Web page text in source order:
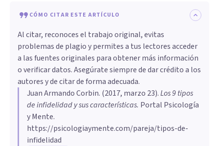
CÓMO CITAR ESTE ARTÍCULO
Al citar, reconoces el trabajo original, evitas
problemas de plagio y permites a tus lectores acceder
a las fuentes originales para obtener más información
o verificar datos. Asegúrate siempre de dar crédito a los
autores y de citar de forma adecuada.
Juan Armando Corbin. (2017, marzo 23).Los 9 tipos
de infidelidad y sus características. Portal Psicología
y Mente.
https://psicologiaymente.com/pareja/tipos-de-
infidelidad